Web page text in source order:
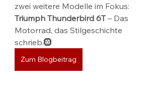
zwei weitere Modelle im Fokus:
Triumph Thunderbird 6T – Das
Motorrad, das Stilgeschichte
schrieb.🛞
Zum Blogbeitrag